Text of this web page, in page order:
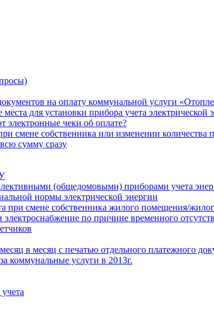
на оплату коммунальной услуги
для установки прибора учета электрической
электронные чеки об оплате?
смене собственника или изменении
сумму сразу
(общедомовыми) приборами учета
нормы электрической энергии
при смене собственника жилого помещения/
электроснабжение по причине временного
в месяц с печатью отдельного платежного
коммунальные услуги в 2013г.